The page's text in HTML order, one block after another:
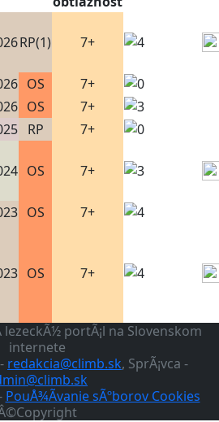
RP(1) 7+
OS
7+
OS
7+
RP 7+
OS 7+
OS 7+
OS 7+
lezeckÃ½ portÃ¡l na Slovenskom
internete
redakcia@climb.sk, SprÃ¡vca -
PouÅ¾Ã­vanie sÃºborov Cookies